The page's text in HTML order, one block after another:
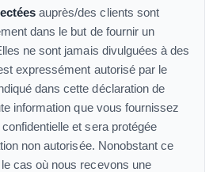
auprès/des clients sont
dans le but de fournir un
ne sont jamais divulguées à des
expressément autorisé par le
dans cette déclaration de
information que vous fournissez
et sera protégée
non autorisée. Nonobstant ce
cas où nous recevons une